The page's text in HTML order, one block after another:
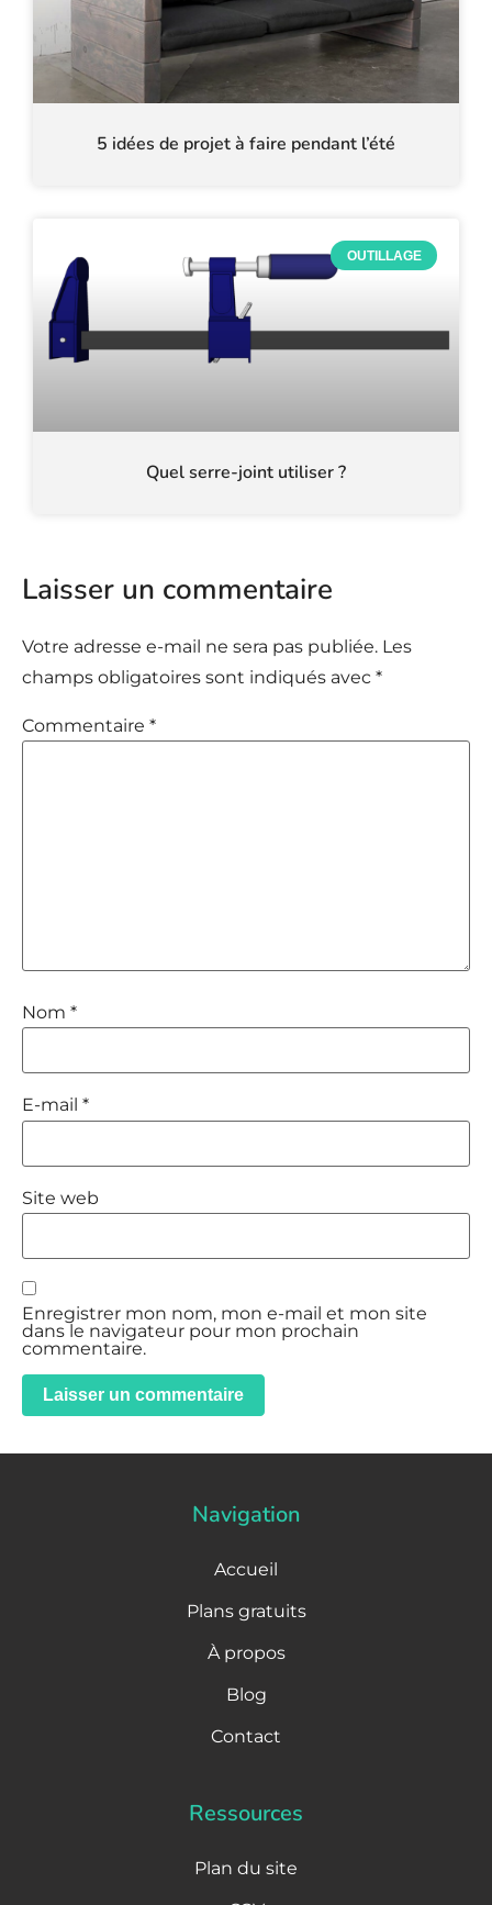
5 idées de projet à faire pendant l’été
OUTILLAGE
Quel serre-joint utiliser ?
Laisser un commentaire
Votre adresse e-mail ne sera pas publiée. Les
champs obligatoires sont indiqués avec *
Commentaire *
Nom *
E-mail *
Site web
Enregistrer mon nom, mon e-mail et mon site
dans le navigateur pour mon prochain
commentaire.
Navigation
Accueil
Plans gratuits
À propos
Blog
Contact
Ressources
Plan du site